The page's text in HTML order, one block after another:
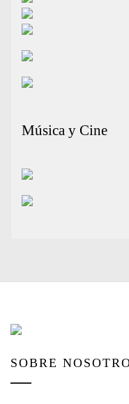
Música y Cine
SOBRE